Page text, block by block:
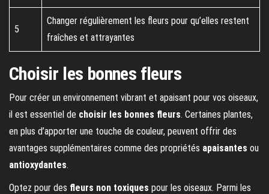
5
Changer régulièrement les fleurs pour qu’elles restent
fraîches et attrayantes
Choisir les bonnes fleurs
Pour créer un environnement vibrant et apaisant pour vos oiseaux,
il est essentiel de choisir les bonnes fleurs. Certaines plantes,
en plus d’apporter une touche de couleur, peuvent offrir des
avantages supplémentaires comme des propriétés apaisantes ou
antioxydantes.
Optez pour des fleurs non toxiques pour les oiseaux. Parmi les